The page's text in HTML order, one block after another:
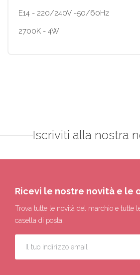
E14 - 220/240V ~50/60Hz
2700K - 4W
Iscriviti alla nostra
Ricevi le nostre novità e le
Trova tutte le novità del marchio e tutte
casella di posta.